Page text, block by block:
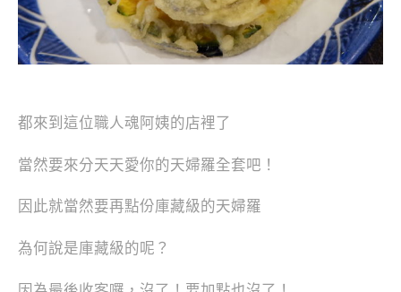
都來到這位職人魂阿姨的店裡了
當然要來分天天愛你的天婦羅全套吧！
因此就當然要再點份庫藏級的天婦羅
為何說是庫藏級的呢？